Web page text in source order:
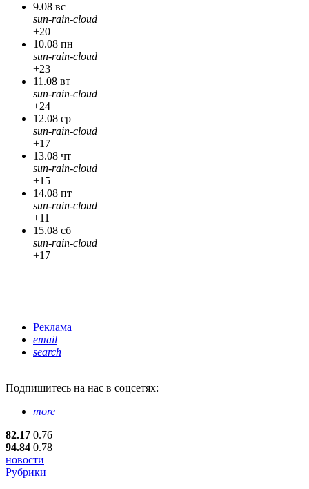
9.08 вс
sun-rain-cloud
+20
10.08 пн
sun-rain-cloud
+23
11.08 вт
sun-rain-cloud
+24
12.08 ср
sun-rain-cloud
+17
13.08 чт
sun-rain-cloud
+15
14.08 пт
sun-rain-cloud
+11
15.08 сб
sun-rain-cloud
+17
Реклама
email
search
Подпишитесь на нас в соцсетях:
more
82.17 0.76
94.84 0.78
новости
Рубрики